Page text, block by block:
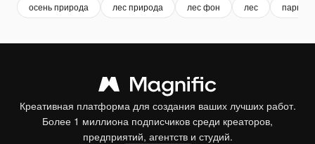
осень природа лес природа лес фон лес парк
Креативная платформа для создания ваших лучших работ.
Более 1 миллиона подписчиков среди креаторов,
предприятий, агентств и студий.